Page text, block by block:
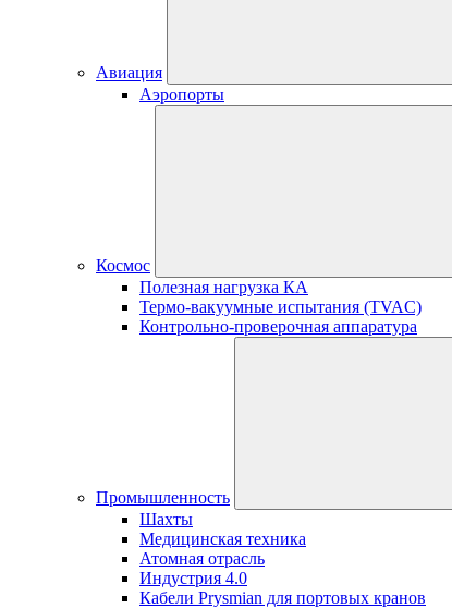
Авиация
Аэропорты
Космос
Полезная нагрузка КА
Термо-вакуумные испытания (TVAC)
Контрольно-проверочная аппаратура
Промышленность
Шахты
Медицинская техника
Атомная отрасль
Индустрия 4.0
Кабели Prysmian для портовых кранов